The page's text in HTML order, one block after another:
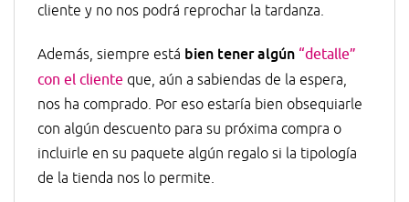
cliente y no nos podrá reprochar la tardanza.
Además, siempre está bien tener algún “detalle”
con el cliente que, aún a sabiendas de la espera,
nos ha comprado. Por eso estaría bien obsequiarle
con algún descuento para su próxima compra o
incluirle en su paquete algún regalo si la tipología
de la tienda nos lo permite.